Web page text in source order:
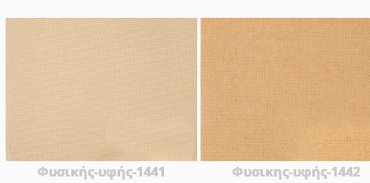
Φυσικής-υφής-1441 Φυσικης-υφής-1442